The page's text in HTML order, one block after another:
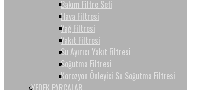
Bakım Filtre Seti
Hava Filtresi
Yağ Filtresi
Yakıt Filtresi
Su Ayırıcı Yakıt Filtresi
Soğutma Filtresi
Korozyon Önleyici Su Soğutma Filtresi